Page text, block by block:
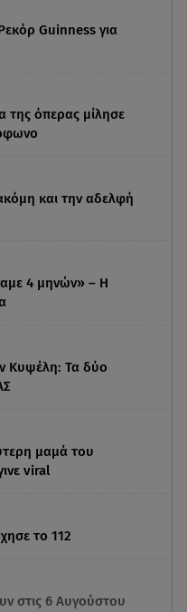
Guinness για
της όπερας μίλησε
και την αδελφή
4 μηνών» – Η
Κυψέλη: Τα δύο
μαμά του
viral
το 112
στις 6 Αυγούστου